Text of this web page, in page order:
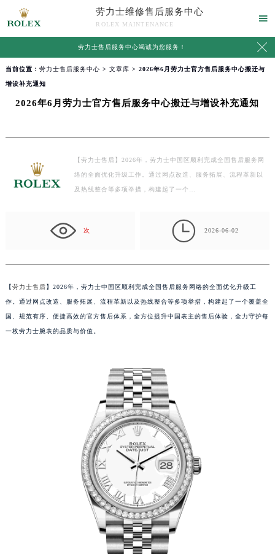
劳力士维修售后服务中心
ROLEX MAINTENANCE

劳力士售后服务中心竭诚为您服务！ 
当前位置： 劳力士售后服务中心 > 文章库 > 2026年6月劳力士官方售后服务中心搬迁与
增设补充通知
2026年6月劳力士官方售后服务中心搬迁与增设补充通知
【劳力士售后】2026年，劳力士中国区顺利完成全国售后服务网
络的全面优化升级工作。通过网点改造、服务拓展、流程革新以
及热线整合等多项举措，构建起了一个…
次  2026-06-02
【劳力士售后】2026年，劳力士中国区顺利完成全国售后服务网络的全面优化升级工
作。通过网点改造、服务拓展、流程革新以及热线整合等多项举措，构建起了一个覆盖全
国、规范有序、便捷高效的官方售后体系，全方位提升中国表主的售后体验，全力守护每
一枚劳力士腕表的品质与价值。